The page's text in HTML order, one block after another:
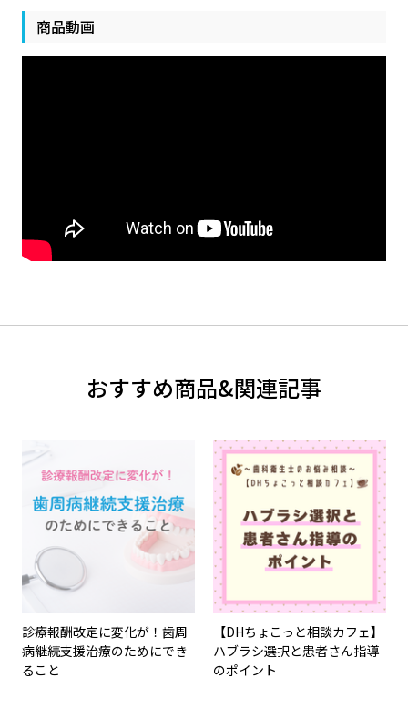
商品動画
おすすめ商品&関連記事
診療報酬改定に変化が！歯周
病継続支援治療のためにでき
ること
【DHちょこっと相談カフェ】
ハブラシ選択と患者さん指導
のポイント